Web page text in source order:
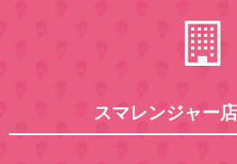
スマレンジャー